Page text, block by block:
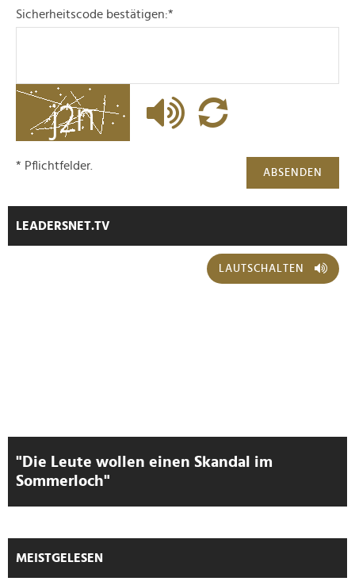
personalisieren, Funktionen für soziale Medien anbieten
zu können und die Zugriffe auf unsere Website zu
soziale Medien, Werbung und Analysen weiter. Unsere
Partner führen diese Informationen möglicherweise mit
weiteren Daten zusammen, die Sie ihnen bereitgestellt
haben oder die sie im Rahmen Ihrer Nutzung der Dienste
gesammelt haben.
Sicherheitscode bestätigen:*
ABSENDEN
* Pflichtfelder.
LEADERSNET.TV
LAUTSCHALTEN
"Die Leute wollen einen Skandal im
Sommerloch"
MEISTGELESEN